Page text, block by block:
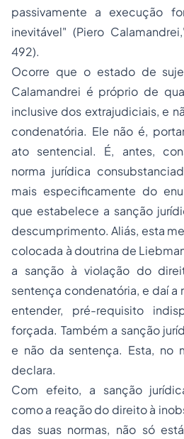
passivamente a execução
inevitável" (Piero
492).
Ocorre que o estado de
Calamandrei é próprio de
inclusive dos extrajudiciais, e
condenatória. Ele não é,
ato sentencial. É, antes,
norma jurídica
mais especificamente do
que estabelece a sanção
descumprimento. Aliás, esta
colocada à doutrina de
a sanção à violação do
sentença condenatória, e daí a
entender, pré-requisito
forçada. Também a sanção
e não da sentença. Esta, no
declara.
Com efeito, a sanção
como a reação do direito à
das suas normas, não só